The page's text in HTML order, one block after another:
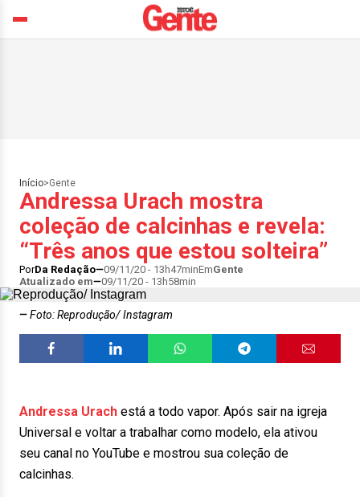
Início>Gente
Andressa Urach mostra
coleção de calcinhas e revela:
“Três anos que estou solteira”
PorDa Redação 09/11/20 - 13h47minEmGente
Atualizado em
09/11/20 - 13h58min
Foto: Reprodução/ Instagram
Andressa Urach está a todo vapor. Após sair na igreja
Universal e voltar a trabalhar como modelo, ela ativou
seu canal no YouTube e mostrou sua coleção de
calcinhas.